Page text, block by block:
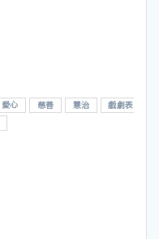
愛心 慈善 慧治
戲劇表